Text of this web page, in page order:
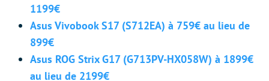
1199€
Asus Vivobook S17 (S712EA) à 759€ au lieu de
899€
Asus ROG Strix G17 (G713PV-HX058W) à 1899€
au lieu de 2199€